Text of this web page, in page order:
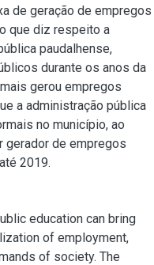
de geração de empregos
que diz respeito a
paudalhense,
durante os anos da
gerou empregos
a administração pública
no município, ao
gerador de empregos
2019.
education can bring
of employment,
of society. The